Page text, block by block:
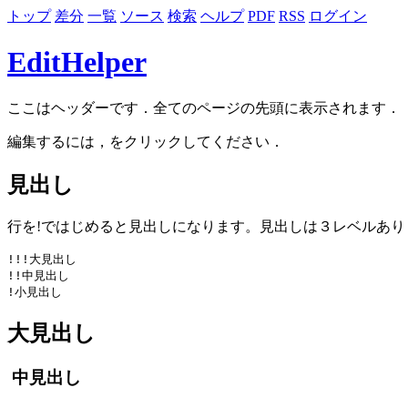
トップ 差分 一覧 ソース 検索 ヘルプ PDF RSS ログイン
EditHelper
ここはヘッダーです．全てのページの先頭に表示されます．
編集するには，をクリックしてください．
見出し
行を!ではじめると見出しになります。見出しは３レベルあ
!!!大見出し
!!中見出し
大見出し
中見出し